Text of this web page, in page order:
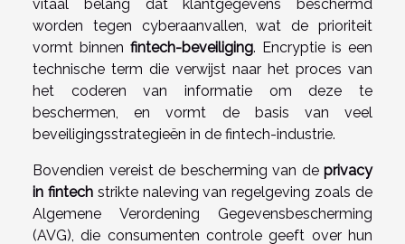
vitaal belang dat klantgegevens beschermd
worden tegen cyberaanvallen, wat de prioriteit
vormt binnen fintech-beveiliging. Encryptie is een
technische term die verwijst naar het proces van
het coderen van informatie om deze te
beschermen, en vormt de basis van veel
beveiligingsstrategieën in de fintech-industrie.
Bovendien vereist de bescherming van de privacy
in fintechstrikte naleving van regelgeving zoals de
Algemene Verordening Gegevensbescherming
(AVG), die consumenten controle geeft over hun